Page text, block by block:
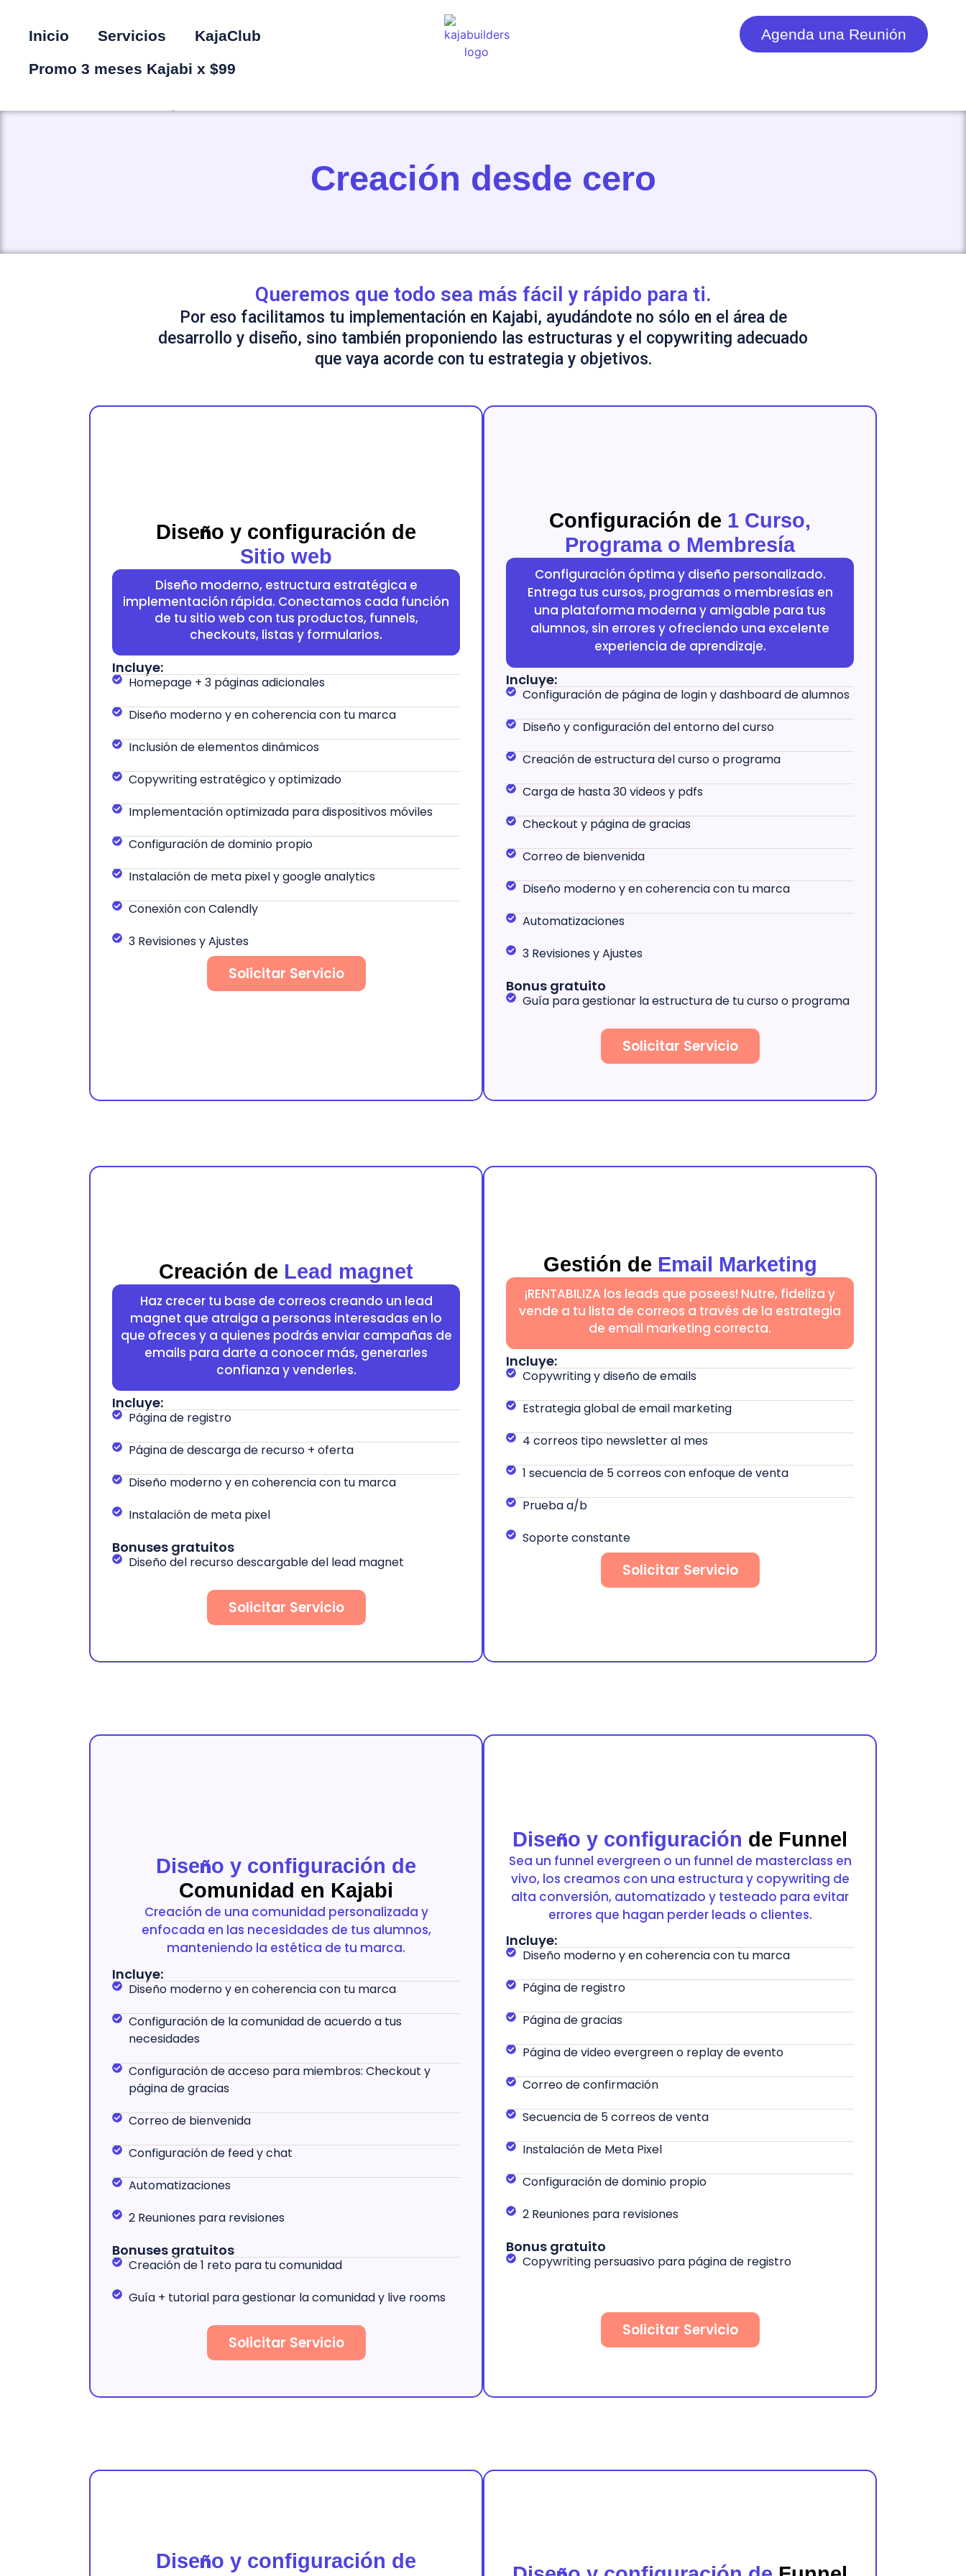
Inicio Servicios
KajaClub
Promo 3 meses Kajabi x $99
Agenda una Reunión
Creación desde Cero
Creación desde cero
Queremos que todo sea más fácil y rápido para ti.
Por eso facilitamos tu implementación en Kajabi, ayudándote no sólo en el área de
desarrollo y diseño, sino también proponiendo las estructuras y el copywriting adecuado
que vaya acorde con tu estrategia y objetivos.
Diseño y configuración de
Sitio web
Diseño moderno, estructura estratégica e
implementación rápida. Conectamos cada función
de tu sitio web con tus productos, funnels,
checkouts, listas y formularios.
Incluye:
Homepage + 3 páginas adicionales
Diseño moderno y en coherencia con tu marca
Inclusión de elementos dinámicos
Copywriting estratégico y optimizado
Implementación optimizada para dispositivos móviles
Configuración de dominio propio
Instalación de meta pixel y google analytics
Conexión con Calendly
3 Revisiones y Ajustes
Solicitar Servicio
Configuración de 1 Curso,
Programa o Membresía
Configuración óptima y diseño personalizado.
Entrega tus cursos, programas o membresías en
una plataforma moderna y amigable para tus
alumnos, sin errores y ofreciendo una excelente
experiencia de aprendizaje.
Incluye:
Configuración de página de login y dashboard de alumnos
Diseño y configuración del entorno del curso
Creación de estructura del curso o programa
Carga de hasta 30 videos y pdfs
Checkout y página de gracias
Correo de bienvenida
Diseño moderno y en coherencia con tu marca
Automatizaciones
3 Revisiones y Ajustes
Bonus gratuito
Guía para gestionar la estructura de tu curso o programa
Solicitar Servicio
Creación de Lead magnet
Haz crecer tu base de correos creando un lead
magnet que atraiga a personas interesadas en lo
que ofreces y a quienes podrás enviar campañas de
emails para darte a conocer más, generarles
confianza y venderles.
Incluye:
Página de registro
Página de descarga de recurso + oferta
Diseño moderno y en coherencia con tu marca
Instalación de meta pixel
Bonuses gratuitos
Diseño del recurso descargable del lead magnet
Solicitar Servicio
Gestión de Email Marketing
¡RENTABILIZA los leads que posees! Nutre, fideliza y
vende a tu lista de correos a través de la estrategia
de email marketing correcta.
Incluye:
Copywriting y diseño de emails
Estrategia global de email marketing
4 correos tipo newsletter al mes
1 secuencia de 5 correos con enfoque de venta
Prueba a/b
Soporte constante
Solicitar Servicio
Diseño y configuración de
Comunidad en Kajabi
Creación de una comunidad personalizada y
enfocada en las necesidades de tus alumnos,
manteniendo la estética de tu marca.
Incluye:
Diseño moderno y en coherencia con tu marca
Configuración de la comunidad de acuerdo a tus
necesidades
Configuración de acceso para miembros: Checkout y
página de gracias
Correo de bienvenida
Configuración de feed y chat
Automatizaciones
2 Reuniones para revisiones
Bonuses gratuitos
Creación de 1 reto para tu comunidad
Guía + tutorial para gestionar la comunidad y live rooms
Solicitar Servicio
Diseño y configuración de Funnel
Sea un funnel evergreen o un funnel de masterclass en
vivo, los creamos con una estructura y copywriting de
alta conversión, automatizado y testeado para evitar
errores que hagan perder leads o clientes.
Incluye:
Diseño moderno y en coherencia con tu marca
Página de registro
Página de gracias
Página de video evergreen o replay de evento
Correo de confirmación
Secuencia de 5 correos de venta
Instalación de Meta Pixel
Configuración de dominio propio
2 Reuniones para revisiones
Bonus gratuito
Copywriting persuasivo para página de registro
Solicitar Servicio
Diseño y configuración de